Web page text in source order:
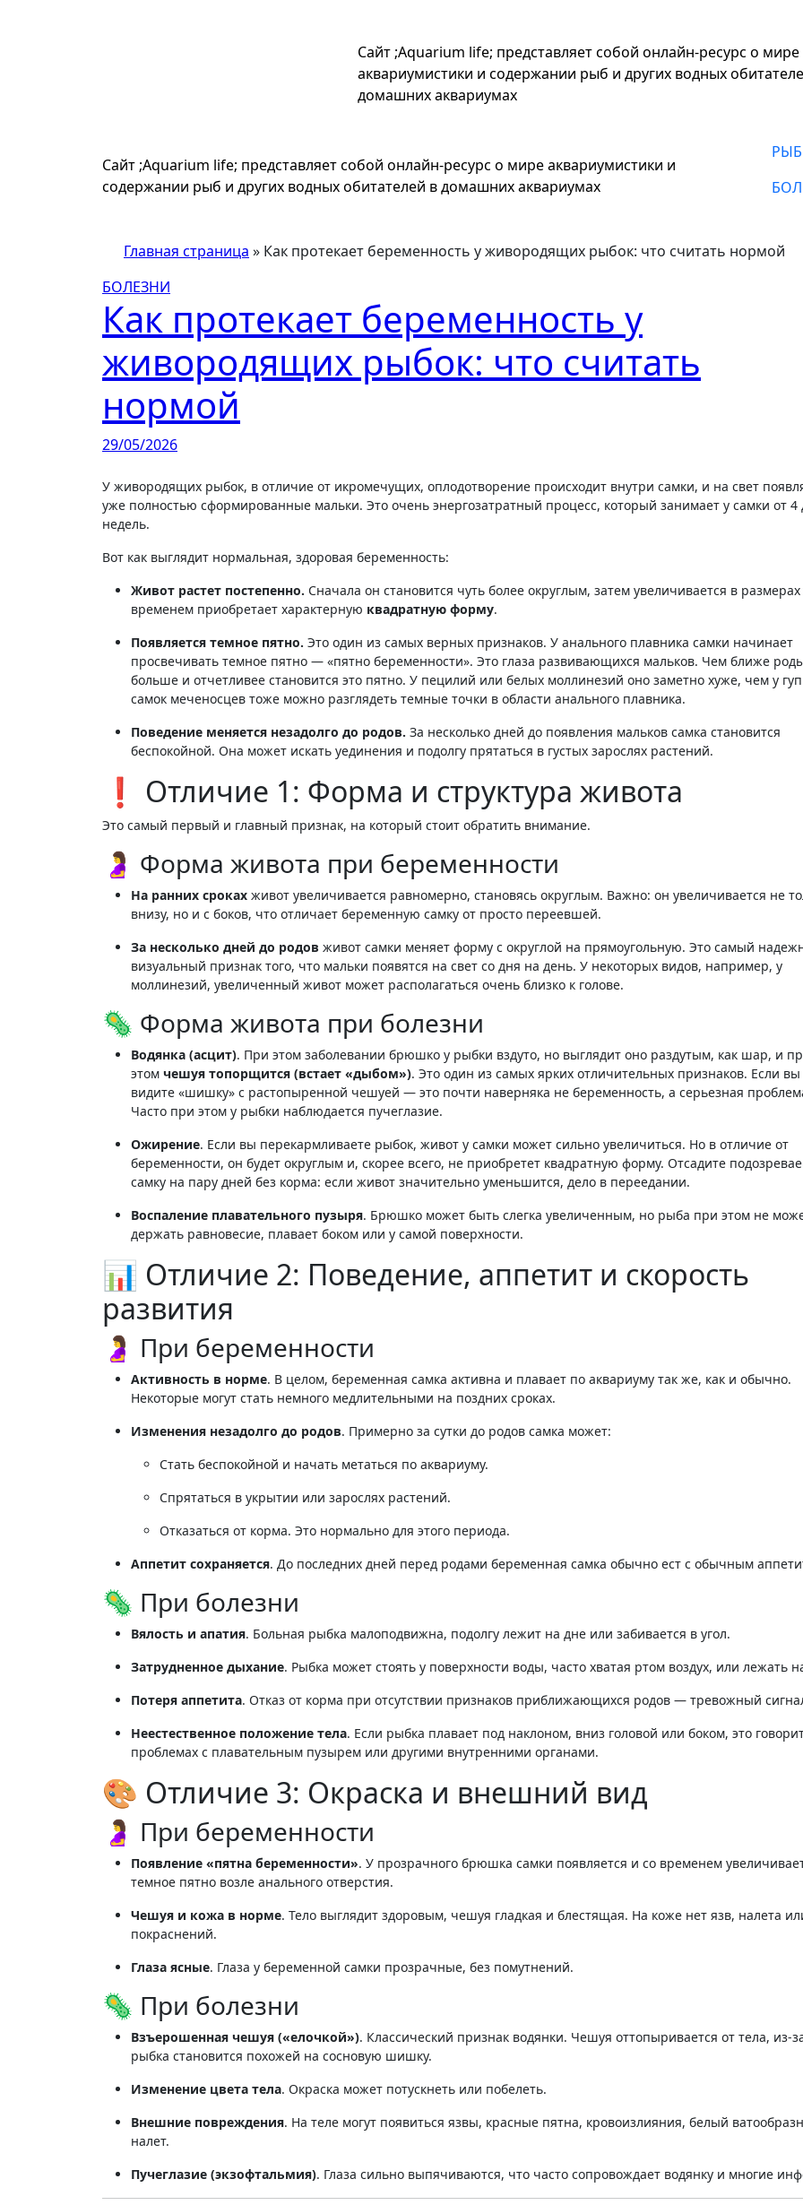
Сайт ;Aquarium life; представляет собой онлайн-ресурс о мире
аквариумистики и содержании рыб и других водных
домашних аквариумах
Сайт ;Aquarium life; представляет собой онлайн-ресурс о мире аквариумистики и
содержании рыб и других водных обитателей в домашних аквариумах
Главная страница » Как протекает беременность у живородящих рыбок: что считать нормой
БОЛЕЗНИ
Как протекает беременность у
живородящих рыбок: что считать
нормой
29/05/2026
У живородящих рыбок, в отличие от икромечущих, оплодотворение происходит внутри самки, и на свет появляются
уже полностью сформированные мальки. Это очень энергозатратный процесс, который занимает у самки от 4
недель.
Вот как выглядит нормальная, здоровая беременность:
Живот растет постепенно. Сначала он становится чуть более округлым, затем увеличивается в
временем приобретает характерную квадратную форму.
Появляется темное пятно. Это один из самых верных признаков. У анального плавника самки начинает
просвечивать темное пятно — «пятно беременности». Это глаза развивающихся мальков. Чем ближе
больше и отчетливее становится это пятно. У пецилий или белых моллинезий оно заметно хуже, чем у
самок меченосцев тоже можно разглядеть темные точки в области анального плавника.
Поведение меняется незадолго до родов. За несколько дней до появления мальков самка становится
беспокойной. Она может искать уединения и подолгу прятаться в густых зарослях растений.
❗ Отличие 1: Форма и структура живота
Это самый первый и главный признак, на который стоит обратить внимание.
🤰 Форма живота при беременности
На ранних сроках живот увеличивается равномерно, становясь округлым. Важно: он увеличивается не
внизу, но и с боков, что отличает беременную самку от просто переевшей.
За несколько дней до родов живот самки меняет форму с округлой на прямоугольную. Это самый
визуальный признак того, что мальки появятся на свет со дня на день. У некоторых видов, например, у
моллинезий, увеличенный живот может располагаться очень близко к голове.
🦠 Форма живота при болезни
Водянка (асцит). При этом заболевании брюшко у рыбки вздуто, но выглядит оно раздутым, как шар, и
этом чешуя топорщится (встает «дыбом»). Это один из самых ярких отличительных признаков. Если вы
видите «шишку» с растопыренной чешуей — это почти наверняка не беременность, а серьезная
Часто при этом у рыбки наблюдается пучеглазие.
Ожирение. Если вы перекармливаете рыбок, живот у самки может сильно увеличиться. Но в отличие от
беременности, он будет округлым и, скорее всего, не приобретет квадратную форму. Отсадите
самку на пару дней без корма: если живот значительно уменьшится, дело в переедании.
Воспаление плавательного пузыря. Брюшко может быть слегка увеличенным, но рыба при этом не
держать равновесие, плавает боком или у самой поверхности.
📊 Отличие 2: Поведение, аппетит и скорость
развития
🤰 При беременности
Активность в норме. В целом, беременная самка активна и плавает по аквариуму так же, как и обычно.
Некоторые могут стать немного медлительными на поздних сроках.
Изменения незадолго до родов. Примерно за сутки до родов самка может:
Стать беспокойной и начать метаться по аквариуму.
Спрятаться в укрытии или зарослях растений.
Отказаться от корма. Это нормально для этого периода.
Аппетит сохраняется. До последних дней перед родами беременная самка обычно ест с обычным
🦠 При болезни
Вялость и апатия. Больная рыбка малоподвижна, подолгу лежит на дне или забивается в угол.
Затрудненное дыхание. Рыбка может стоять у поверхности воды, часто хватая ртом воздух, или лежать
Потеря аппетита. Отказ от корма при отсутствии признаков приближающихся родов — тревожный
Неестественное положение тела. Если рыбка плавает под наклоном, вниз головой или боком, это
проблемах с плавательным пузырем или другими внутренними органами.
🎨 Отличие 3: Окраска и внешний вид
🤰 При беременности
Появление «пятна беременности». У прозрачного брюшка самки появляется и со временем
темное пятно возле анального отверстия.
Чешуя и кожа в норме. Тело выглядит здоровым, чешуя гладкая и блестящая. На коже нет язв, налета
покраснений.
Глаза ясные. Глаза у беременной самки прозрачные, без помутнений.
🦠 При болезни
Взъерошенная чешуя («елочкой»). Классический признак водянки. Чешуя оттопыривается от тела, из-
рыбка становится похожей на сосновую шишку.
Изменение цвета тела. Окраска может потускнеть или побелеть.
Внешние повреждения. На теле могут появиться язвы, красные пятна, кровоизлияния, белый
налет.
Пучеглазие (экзофтальмия). Глаза сильно выпячиваются, что часто сопровождает водянку и многие